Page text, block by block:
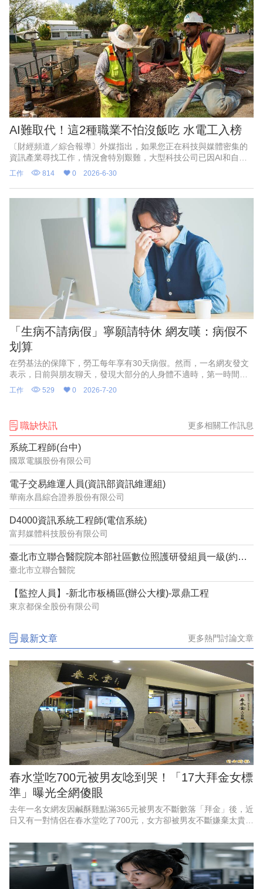
AI難取代！這2種職業不怕沒飯吃 水電工入榜
〔財經頻道／綜合報導〕外媒指出，如果您正在科技與媒體密集的
資訊產業尋找工作，情況會特別艱難，大型科技公司已因AI和自動
化而裁員。對經濟週期更具韌性產業則比較有保障，包括醫療保健
產業及水電工，特別是水電
工作 814 0 2026-6-30
「生病不請病假」寧願請特休 網友嘆：病假不
划算
在勞基法的保障下，勞工每年享有30天病假。然而，一名網友發文
表示，日前與朋友聊天，發現大部分的人身體不適時，第一時間想
到的是請特休而非病假，讓原po十分不解，認為病假明明是法律保
障勞工的權益，貼文一出
工作 529 0 2026-7-20
職缺快訊 更多相關工作訊息
系統工程師(台中)
國眾電腦股份有限公司
電子交易維運人員(資訊部資訊維運組)
華南永昌綜合證券股份有限公司
D4000資訊系統工程師(電信系統)
富邦媒體科技股份有限公司
臺北市立聯合醫院院本部社區數位照護研發組員一級(約用)管理師(系統分析設計)1150632
臺北市立聯合醫院
【監控人員】-新北市板橋區(辦公大樓)-眾鼎工程
東京都保全股份有限公司
最新文章 更多熱門討論文章
春水堂吃700元被男友唸到哭！「17大拜金女標
準」曝光全網傻眼
去年一名女網友因鹹酥雞點滿365元被男友不斷數落「拜金」後，近
日又有一對情侶在春水堂吃了700元，女方卻被男友不斷嫌棄太貴，
紅的一套拜金女標準